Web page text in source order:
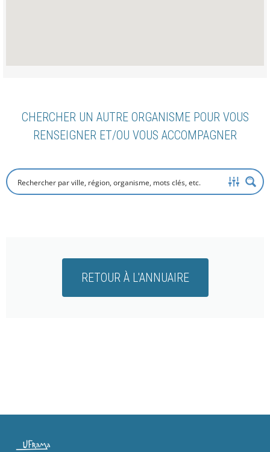
CHERCHER UN AUTRE ORGANISME POUR VOUS
RENSEIGNER ET/OU VOUS ACCOMPAGNER
RETOUR À L'ANNUAIRE